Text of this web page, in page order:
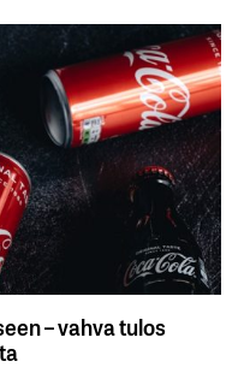
– vahva tulos